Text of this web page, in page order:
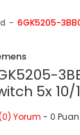
6GK5205-
5x 10/
Yorum - 0 Puan